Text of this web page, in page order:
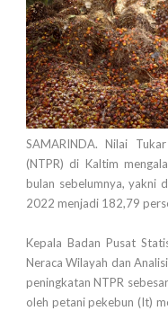
SAMARINDA. Nilai
(NTPR) di Kaltim
bulan sebelumnya, yakni
2022 menjadi 182,79
Kepala Badan Pusat
Neraca Wilayah dan
peningkatan NTPR
oleh petani pekebun (It)